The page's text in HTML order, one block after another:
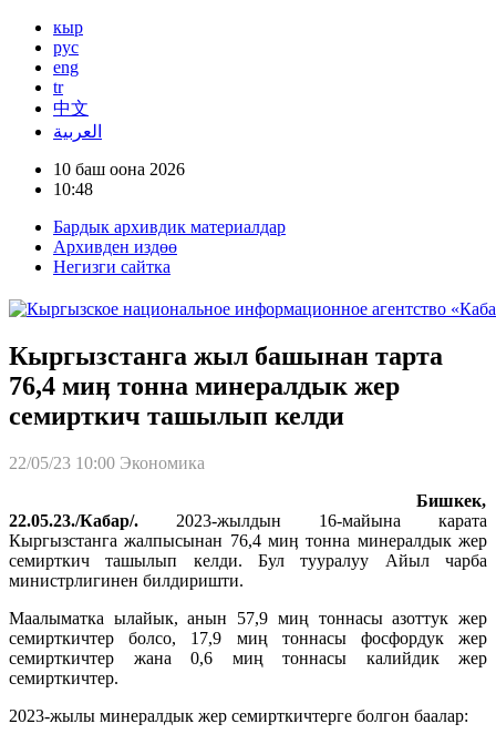
кыр
рус
eng
tr
中文
العربية
10 баш оона 2026
10:48
Бардык архивдик материалдар
Архивден издөө
Негизги сайтка
Кыргызстанга жыл башынан тарта
76,4 миӊ тонна минералдык жер
семирткич ташылып келди
22/05/23 10:00 Экономика
Бишкек,
22.05.23./Кабар/. 2023-жылдын 16-майына карата
Кыргызстанга жалпысынан 76,4 миӊ тонна минералдык жер
семирткич ташылып келди. Бул тууралуу Айыл чарба
министрлигинен билдиришти.
Маалыматка ылайык, анын 57,9 миң тоннасы азоттук жер
семирткичтер болсо, 17,9 миң тоннасы фосфордук жер
семирткичтер жана 0,6 миң тоннасы калийдик жер
семирткичтер.
2023-жылы минералдык жер семирткичтерге болгон баалар: